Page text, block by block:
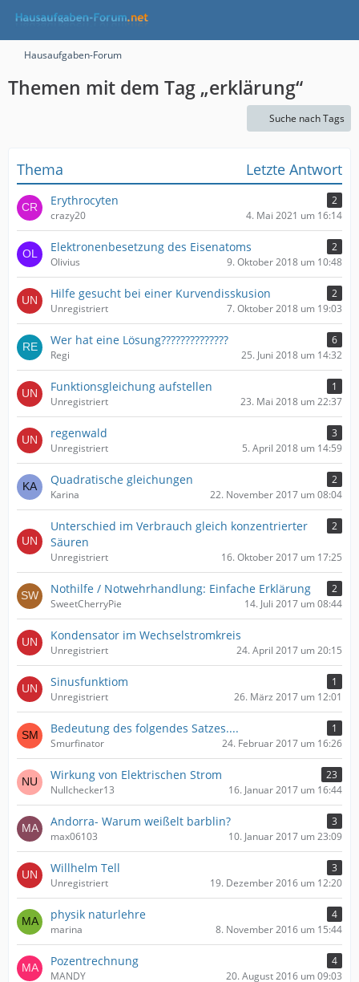
Hausaufgaben-Forum
Themen mit dem Tag „erklärung“
Suche nach Tags
Thema Letzte Antwort
Erythrocyten
2
crazy20
4. Mai 2021 um 16:14
Elektronenbesetzung des Eisenatoms
2
Olivius
9. Oktober 2018 um 10:48
Hilfe gesucht bei einer Kurvendisskusion
2
Unregistriert
7. Oktober 2018 um 19:03
Wer hat eine Lösung??????????????
6
Regi
25. Juni 2018 um 14:32
Funktionsgleichung aufstellen
1
Unregistriert
23. Mai 2018 um 22:37
regenwald
3
Unregistriert
5. April 2018 um 14:59
Quadratische gleichungen
2
Karina
22. November 2017 um 08:04
Unterschied im Verbrauch gleich konzentrierter
Säuren
2
Unregistriert 16. Oktober 2017 um 17:25
Nothilfe / Notwehrhandlung: Einfache Erklärung
2
SweetCherryPie
14. Juli 2017 um 08:44
Kondensator im Wechselstromkreis
Unregistriert 24. April 2017 um 20:15
Sinusfunktiom
1
Unregistriert
26. März 2017 um 12:01
Bedeutung des folgendes Satzes....
1
Smurfinator
24. Februar 2017 um 16:26
Wirkung von Elektrischen Strom
23
Nullchecker13
16. Januar 2017 um 16:44
Andorra- Warum weißelt barblin?
3
max06103
10. Januar 2017 um 23:09
Willhelm Tell
3
Unregistriert
19. Dezember 2016 um 12:20
physik naturlehre
4
marina
8. November 2016 um 15:44
Pozentrechnung
4
MANDY
20. August 2016 um 09:03